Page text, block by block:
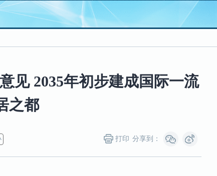
见 2035年初步建成国际一流
之都
打印 分享到：